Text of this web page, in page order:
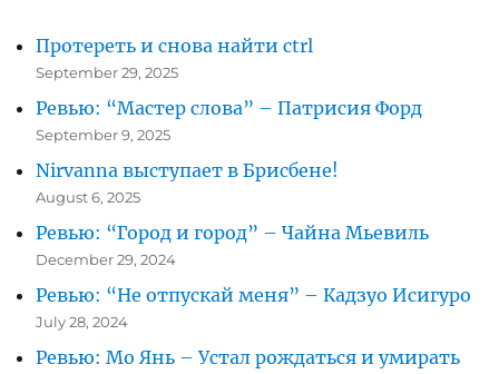
Протереть и снова найти ctrl
September 29, 2025
Ревью: “Мастер слова” – Патрисия Форд
September 9, 2025
Nirvanna выступает в Брисбене!
August 6, 2025
Ревью: “Город и город” – Чайна Мьевиль
December 29, 2024
Ревью: “Не отпускай меня” – Кадзуо Исигуро
July 28, 2024
Ревью: Мо Янь – Устал рождаться и умирать